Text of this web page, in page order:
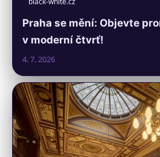
Praha se mění: Objevte
v moderní čtvrť!
4. 7. 2026